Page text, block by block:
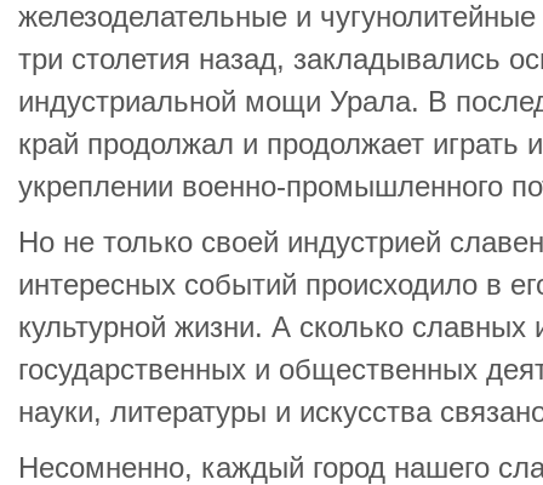
железоделательные и
три столетия назад, закладывались
индустриальной мощи Урала. В
край продолжал и продолжает играть
укреплении военно-промышленного
Но не только своей индустрией
интересных событий происходило в
культурной жизни. А сколько
государственных и общественных
науки, литературы и искусства
Несомненно, каждый город нашего